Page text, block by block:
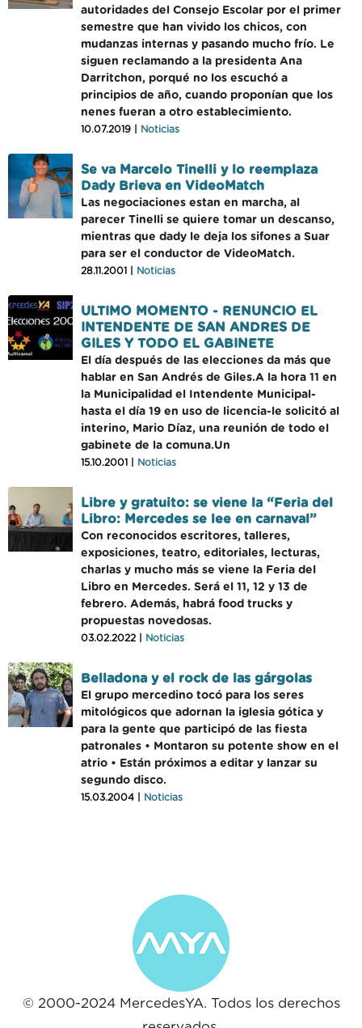
autoridades del Consejo Escolar por el primer
semestre que han vivido los chicos, con
mudanzas internas y pasando mucho frío. Le
siguen reclamando a la presidenta Ana
Darritchon, porqué no los escuchó a
principios de año, cuando proponían que los
nenes fueran a otro establecimiento.
10.07.2019 | Noticias
Se va Marcelo Tinelli y lo reemplaza
Dady Brieva en VideoMatch
Las negociaciones estan en marcha, al
parecer Tinelli se quiere tomar un descanso,
mientras que dady le deja los sifones a Suar
para ser el conductor de VideoMatch.
28.11.2001 | Noticias
ULTIMO MOMENTO - RENUNCIO EL
INTENDENTE DE SAN ANDRES DE
GILES Y TODO EL GABINETE
El día después de las elecciones da más que
hablar en San Andrés de Giles.A la hora 11 en
la Municipalidad el Intendente Municipal-
hasta el día 19 en uso de licencia-le solicitó al
interino, Mario Díaz, una reunión de todo el
gabinete de la comuna.Un
15.10.2001 | Noticias
Libre y gratuito: se viene la “Feria del
Libro: Mercedes se lee en carnaval”
Con reconocidos escritores, talleres,
exposiciones, teatro, editoriales, lecturas,
charlas y mucho más se viene la Feria del
Libro en Mercedes. Será el 11, 12 y 13 de
febrero. Además, habrá food trucks y
propuestas novedosas.
03.02.2022 | Noticias
Belladona y el rock de las gárgolas
El grupo mercedino tocó para los seres
mitológicos que adornan la iglesia gótica y
para la gente que participó de las fiesta
patronales • Montaron su potente show en el
atrio • Están próximos a editar y lanzar su
segundo disco.
15.03.2004 | Noticias
© 2000-2024 MercedesYA. Todos los derechos